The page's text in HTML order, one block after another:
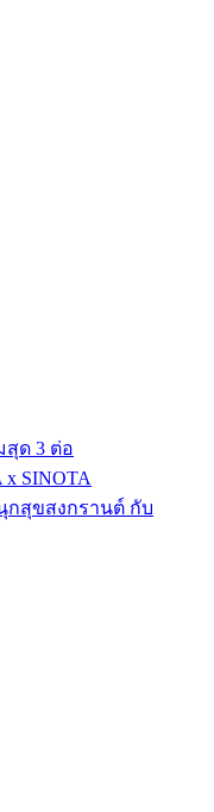
ด 3 ต่อ
SINOTA
กสุขสงกรานต์ กับ